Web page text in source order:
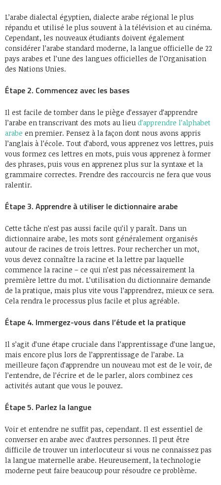
L’arabe dialectal égyptien, dialecte arabe régional le plus
répandu et utilisé le plus souvent à la télévision et au cinéma.
Cependant, les nouveaux étudiants doivent également
considérer l’arabe standard moderne, la langue officielle de 22
pays arabes et l’une des langues officielles de l’Organisation
des Nations Unies.
Étape 2. Commencez avec les bases
Il est facile de tomber dans le piège d’essayer d’apprendre
l’arabe en transcrivant des mots au lieu d’apprendre l’alphabet
arabe en premier. Pensez à la façon dont nous avons appris
l’anglais à l’école. Tout d’abord, vous apprenez vos lettres, puis
vous formez ces lettres en mots, puis vous apprenez à former
des phrases, puis vous en apprenez plus sur la syntaxe et la
grammaire correctes. Prendre des raccourcis ne fera que vous
ralentir.
Étape 3. Apprendre à utiliser le dictionnaire arabe
Cette tâche n’est pas aussi facile qu’il y paraît. Dans un
dictionnaire arabe, les mots sont généralement organisés
autour de racines de trois lettres. Pour rechercher un mot,
vous devez connaître la racine et la lettre par laquelle
commence la racine – ce qui n’est pas nécessairement la
première lettre du mot. L’utilisation du dictionnaire demande
de la pratique, mais plus vite vous l’apprendrez, mieux ce sera.
Cela rendra le processus plus facile et plus agréable.
Étape 4. Immergez-vous dans l’étude et la pratique
Il s’agit d’une étape cruciale dans l’apprentissage d’une langue,
mais encore plus lors de l’apprentissage de l’arabe. La
meilleure façon d’apprendre un nouveau mot est de le voir, de
l’entendre, de l’écrire et de le parler, alors combinez ces
activités autant que vous le pouvez.
Étape 5. Parlez la langue
Voir et entendre ne suffit pas, cependant. Il est essentiel de
converser en arabe avec d’autres personnes. Il peut être
difficile de trouver un interlocuteur si vous ne connaissez pas
la langue maternelle arabe. Heureusement, la technologie
moderne peut faire beaucoup pour résoudre ce problème.